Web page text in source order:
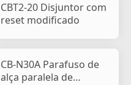
CBT2-20 Disjuntor com
reset modificado
CB-N30A Parafuso de
alça paralela de